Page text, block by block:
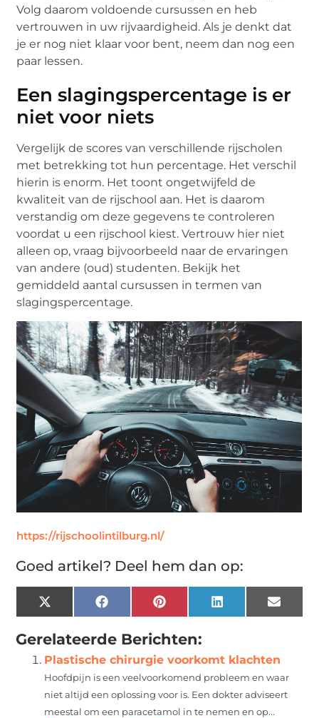
Volg daarom voldoende cursussen en heb
vertrouwen in uw rijvaardigheid. Als je denkt dat
je er nog niet klaar voor bent, neem dan nog een
paar lessen.
Een slagingspercentage is er
niet voor niets
Vergelijk de scores van verschillende rijscholen
met betrekking tot hun percentage. Het verschil
hierin is enorm. Het toont ongetwijfeld de
kwaliteit van de rijschool aan. Het is daarom
verstandig om deze gegevens te controleren
voordat u een rijschool kiest. Vertrouw hier niet
alleen op, vraag bijvoorbeeld naar de ervaringen
van andere (oud) studenten. Bekijk het
gemiddeld aantal cursussen in termen van
slagingspercentage.
https://rijschoolintilburg.nl/
Goed artikel? Deel hem dan op:
X
(Twitter)
FacebookPinterest LinkedIn Email
Gerelateerde Berichten:
Plastische chirurgie voorkomt klachten
Hoofdpijn is een veelvoorkomend probleem en waar
niet altijd een oplossing voor is. Een dokter adviseert
meestal om een paracetamol in te nemen en op...